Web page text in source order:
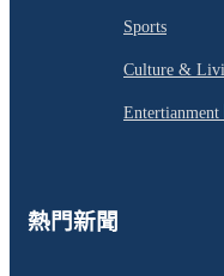
Sports
Culture &
Entertianment
熱門新聞